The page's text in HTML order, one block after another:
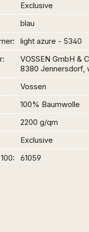
Exclusive
blau
light azure - 5340
VOSSEN GmbH &
8380 Jennersdorf,
Vossen
100% Baumwolle
2200 g/qm
Exclusive
61059